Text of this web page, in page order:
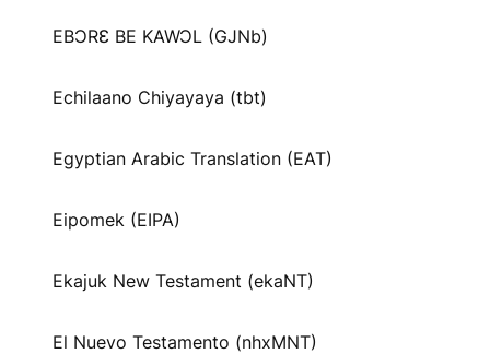
EBƆRƐ BE KAWƆL (GJNb)
Echilaano Chiyayaya (tbt)
Egyptian Arabic Translation (EAT)
Eipomek (EIPA)
Ekajuk New Testament (ekaNT)
El Nuevo Testamento (nhxMNT)